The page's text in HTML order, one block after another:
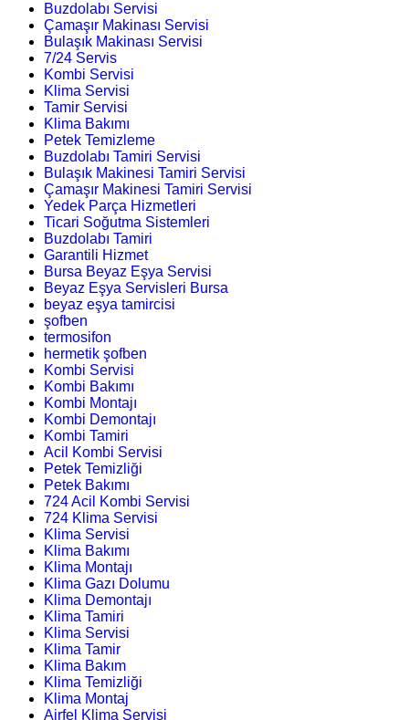
Buzdolabı Servisi
Çamaşır Makinası Servisi
Bulaşık Makinası Servisi
7/24 Servis
Kombi Servisi
Klima Servisi
Tamir Servisi
Klima Bakımı
Petek Temizleme
Buzdolabı Tamiri Servisi
Bulaşık Makinesi Tamiri Servisi
Çamaşır Makinesi Tamiri Servisi
Yedek Parça Hizmetleri
Ticari Soğutma Sistemleri
Buzdolabı Tamiri
Garantili Hizmet
Bursa Beyaz Eşya Servisi
Beyaz Eşya Servisleri Bursa
beyaz eşya tamircisi
şofben
termosifon
hermetik şofben
Kombi Servisi
Kombi Bakımı
Kombi Montajı
Kombi Demontajı
Kombi Tamiri
Acil Kombi Servisi
Petek Temizliği
Petek Bakımı
724 Acil Kombi Servisi
724 Klima Servisi
Klima Servisi
Klima Bakımı
Klima Montajı
Klima Gazı Dolumu
Klima Demontajı
Klima Tamiri
Klima Servisi
Klima Tamir
Klima Bakım
Klima Temizliği
Klima Montaj
Airfel Klima Servisi